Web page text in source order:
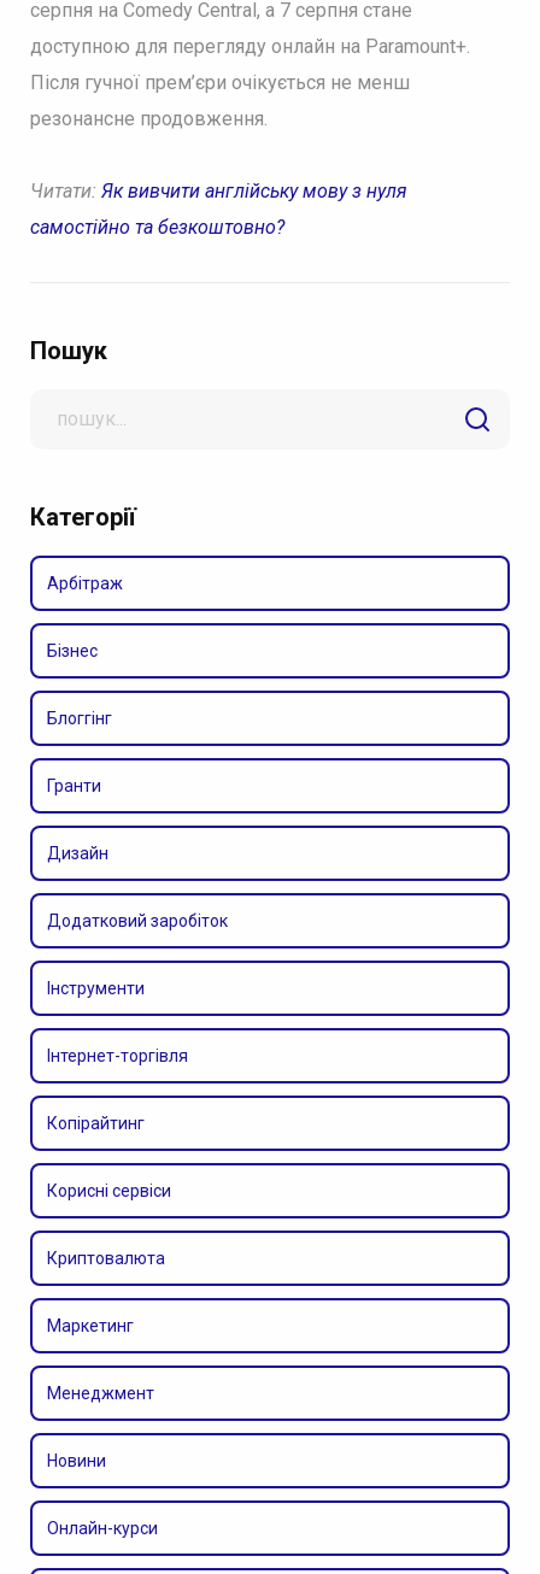
серпня на Comedy Central, а 7 серпня стане
доступною для перегляду онлайн на Paramount+.
Після гучної прем’єри очікується не менш
резонансне продовження.
Читати: Як вивчити англійську мову з нуля
самостійно та безкоштовно?
Пошук
Категорії
Арбітраж
Бізнес
Блоггінг
Гранти
Дизайн
Додатковий заробіток
Інструменти
Інтернет-торгівля
Копірайтинг
Корисні сервіси
Криптовалюта
Маркетинг
Менеджмент
Новини
Онлайн-курси